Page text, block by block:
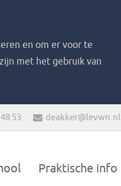
en om er voor te
met het gebruik van
53 deakker@levwn.nl
Praktische info